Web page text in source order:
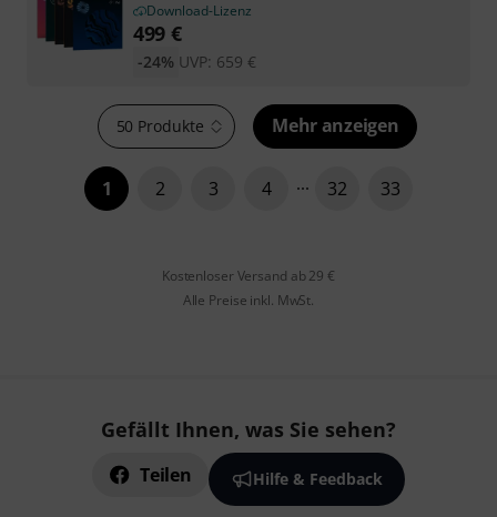
Download-Lizenz
499 €
UVP: 659 €
-24%
50 Produkte Mehr anzeigen
1 2 3 4 32 33
Kostenloser Versand ab 29 €
Alle Preise inkl. MwSt.
Gefällt Ihnen, was Sie sehen?
Teilen Hilfe & Feedback